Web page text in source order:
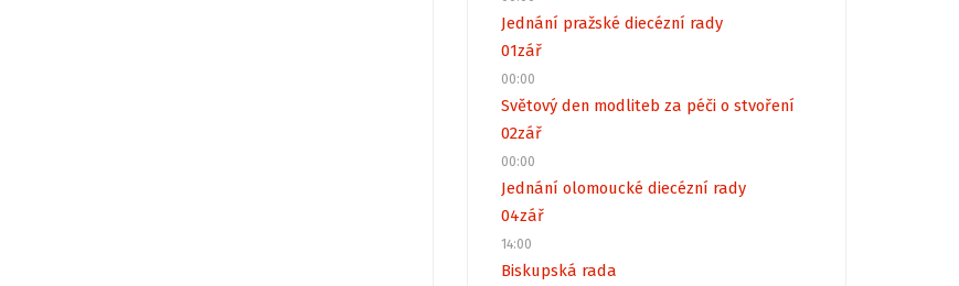
Jednání pražské diecézní rady
01zář
00:00
Světový den modliteb za péči o stvoření
02zář
00:00
Jednání olomoucké diecézní rady
04zář
14:00
Biskupská rada